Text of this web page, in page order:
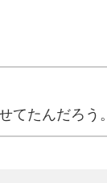
てたんだろう。